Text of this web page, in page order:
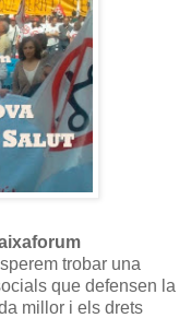
trobar una
que defensen la
millor i els drets